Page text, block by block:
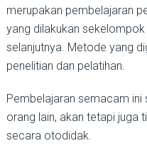
merupakan pembelajaran
yang dilakukan
selanjutnya. Metode yang
penelitian dan pelatihan.
Pembelajaran semacam ini
orang lain, akan tetapi juga
secara otodidak.